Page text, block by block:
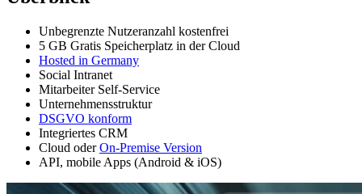
Unbegrenzte Nutzeranzahl kostenfrei
5 GB Gratis Speicherplatz in der Cloud
Hosted in Germany
Social Intranet
Mitarbeiter Self-Service
Unternehmensstruktur
DSGVO konform
Integriertes CRM
Cloud oderOn-Premise Version
API, mobile Apps (Android & iOS)